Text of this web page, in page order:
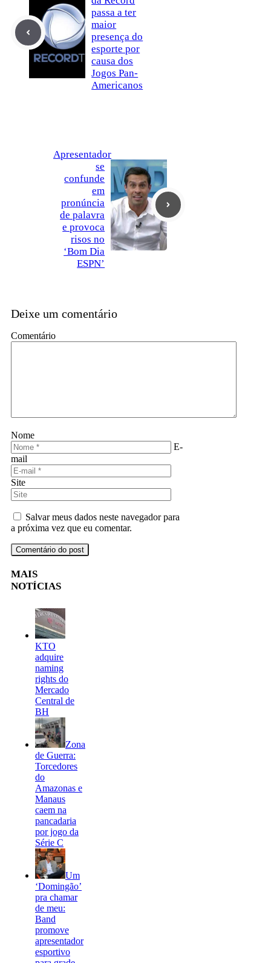
passa a ter
maior
presença do
esporte por
causa dos
Jogos Pan-
Americanos
Apresentador
se
confunde
em
pronúncia
de palavra
e provoca
risos no
‘Bom Dia
ESPN’
Deixe um comentário
Comentário
Nome
E-
mail
Site
Salvar meus dados neste navegador para
a próxima vez que eu comentar.
MAIS
NOTÍCIAS
KTO
adquire
naming
rights do
Mercado
Central de
BH
Zona
de Guerra:
Torcedores
do
Amazonas e
Manaus
caem na
pancadaria
por jogo da
Série C
Um
‘Domingão’
pra chamar
de meu:
Band
promove
apresentador
esportivo